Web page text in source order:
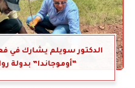
الدكتور سويلم يشارك في
“أوموجاندا” بدولة